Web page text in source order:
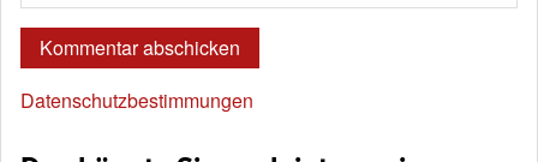
Datenschutzbestimmungen